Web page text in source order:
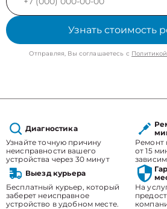
Узнать стоимость
Отправляя, Вы соглашаетесь с
Диагностика
Узнайте точную причину
неисправности вашего
устройства через 30 минут
Ремонт
от 15
Выезд курьера
Бесплатный курьер, который
заберет неисправное
устройство в удобном месте.
На